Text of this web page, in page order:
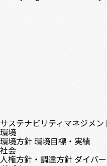
サステナビリティマネジメン
環境
環境方針環境目標・実績
社会
人権方針・調達方針 ダイバ